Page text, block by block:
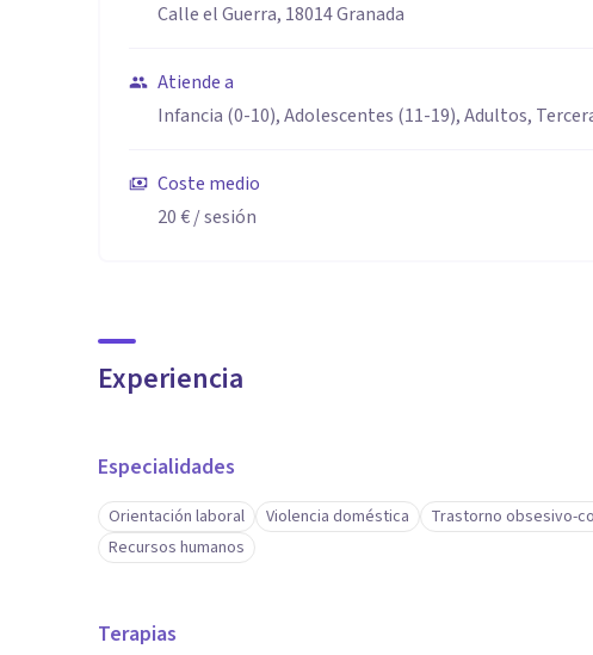
Calle el Guerra, 18014 Granada
Atiende a
Infancia (0-10), Adolescentes (11-19), Adultos,
Coste medio
20 €/ sesión
Experiencia
Especialidades
Orientación laboral Violencia doméstica Trastorno obsesivo-
Recursos humanos
Terapias